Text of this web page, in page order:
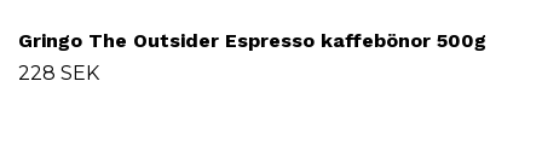
Gringo The Outsider Espresso kaffebönor 500g
228 SEK